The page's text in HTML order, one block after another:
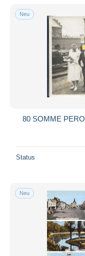
Neu
80 SOMME
Status
Neu